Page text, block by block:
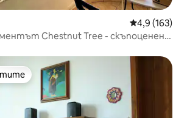
Средна
4,9 (163)
Chestnut Tree - скъпоценен
на гостите